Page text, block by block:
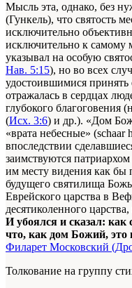
Мысль эта, однако, без
(Гункель), что святость
исключительно
исключительно к самому
указывал на особую
Нав. 5:15), но во всех
удостоившимися
отражалась в сердцах
глубокого благоговения
(Исх. 3:6) и др.). «Дом
«врата небесные» (schaar
впоследствии
заимствуются
им месту видения как бы
будущего святилища
Еврейского царства в
десятиколенного царства,
И убоялся и сказал: как
что, как дом Божий, это
Филарет Московский
Толкование на группу